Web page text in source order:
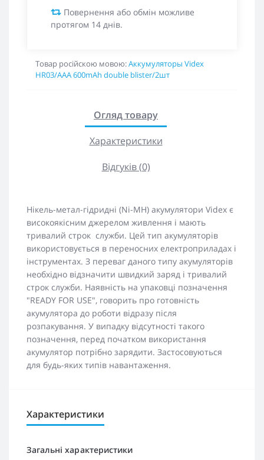
Повернення або обмін можливе
протягом 14 днів.
Товар російскою мовою:Аккумуляторы Videx
HR03/AAA 600mAh double blister/2шт
Огляд товару
Характеристики
Відгуків (0)
Нікель-метал-гідридні (Ni-MH) акумулятори Videx є
високоякісним джерелом живлення і мають
тривалий строк служби. Цей тип акумуляторів
використовується в переносних електроприладах і
інструментах. З переваг даного типу акумуляторів
необхідно відзначити швидкий заряд і тривалий
строк служби. Наявність на упаковці позначення
"READY FOR USЕ", говорить про готовність
акумулятора до роботи відразу після
розпакування. У випадку відсутності такого
позначення, перед початком використання
акумулятор потрібно зарядити. Застосовуються
для будь-яких типів навантаження.
Характеристики
Загальні характеристики